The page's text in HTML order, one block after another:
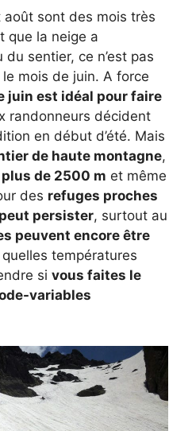
sont des mois très
que la neige a
sentier, ce n’est pas
mois de juin. A force
juin est idéal pour faire
randonneurs décident
en début d’été. Mais
de haute montagne,
de 2500 m et même
des refuges proches
persister, surtout au
peuvent encore être
températures
si vous faites le
variables